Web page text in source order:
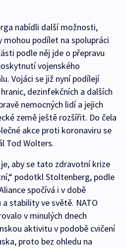
nabídli další možnosti,
mohou podílet na spolupráci
podle něj jde o přepravu
vojenského
Vojáci se již nyní podílejí
dezinfekčních a dalších
nemocných lidí a jejich
země ještě rozšířit. Do čela
akce proti koronaviru se
Tod Wolters.
aby se tato zdravotní krize
podotkl Stoltenberg, podle
spočívá i v době
stability ve světě. NATO
v minulých dnech
aktivitu v podobě cvičení
proto bez ohledu na